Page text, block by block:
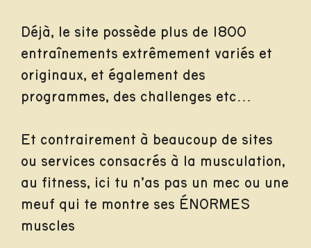
Déjà, le site possède plus de 1800
entraînements extrêmement variés et
originaux, et également des
programmes, des challenges etc…
Et contrairement à beaucoup de sites
ou services consacrés à la musculation,
au fitness, ici tu n’as pas un mec ou une
meuf qui te montre ses ÉNORMES
muscles